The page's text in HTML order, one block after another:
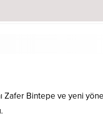
Zafer Bintepe ve yeni